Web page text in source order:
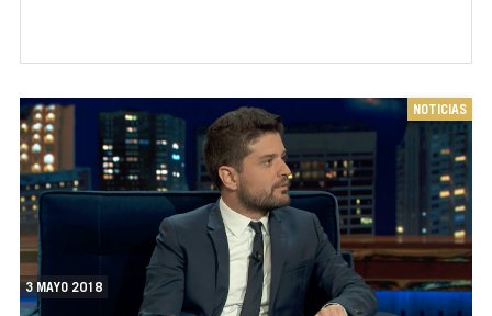
3 MAYO 2018
NOTICIAS